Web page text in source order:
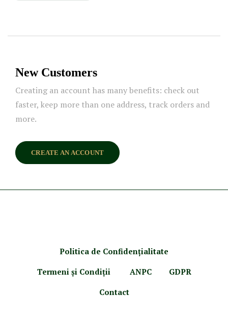
New Customers
Creating an account has many benefits: check out
faster, keep more than one address, track orders and
more.
CREATE AN ACCOUNT
Politica de Confidenţialitate
Termeni şi Condiţii
ANPC
GDPR
Contact